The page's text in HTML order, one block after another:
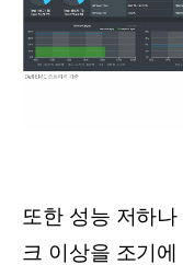
또한 성능 저하
크 이상을 조기